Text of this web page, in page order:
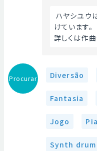
ハヤシユウは楽曲制作の有償依頼を受け付
けています。
詳しくは作曲
Procurar Diversão
Fantasia
Jogo
Synth drum